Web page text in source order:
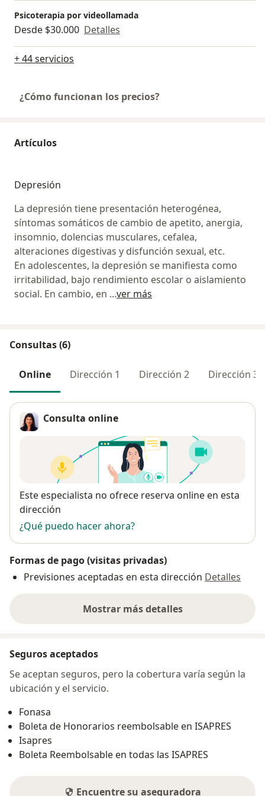
Relacional, Teoría del Apego y Mentalización; el
Diplomado en Técnicas Proyectivas (UAI), y
Manejo Clínico en Psiquiatría del Adulto en APS, en
Espero poder acompañarte como te lo mereces¡
Psicoterapia por videollamada
Desde $30.000 Detalles
+ 44 servicios
¿Cómo funcionan los precios?
Artículos
Depresión
La depresión tiene presentación heterogénea,
síntomas somáticos de cambio de apetito, anergia,
insomnio, dolencias musculares, cefalea,
alteraciones digestivas y disfunción sexual, etc.
En adolescentes, la depresión se manifiesta como
irritabilidad, bajo rendimiento escolar o aislamiento
social. En cambio, en ...ver más
Consultas (6)
Online Dirección 1 Dirección 2 Dirección 3
Consulta online
Disponibilidad
Este especialista no ofrece reserva online en esta
dirección
¿Qué puedo hacer ahora?
Formas de pago (visitas privadas)
Previsiones aceptadas en esta dirección Detalles
Mostrar más detalles
sobre la dirección
Seguros aceptados
Se aceptan seguros, pero la cobertura varía según la
ubicación y el servicio.
Fonasa
Boleta de Honorarios reembolsable en ISAPRES
Isapres
Boleta Reembolsable en todas las ISAPRES
Encuentre su aseguradora